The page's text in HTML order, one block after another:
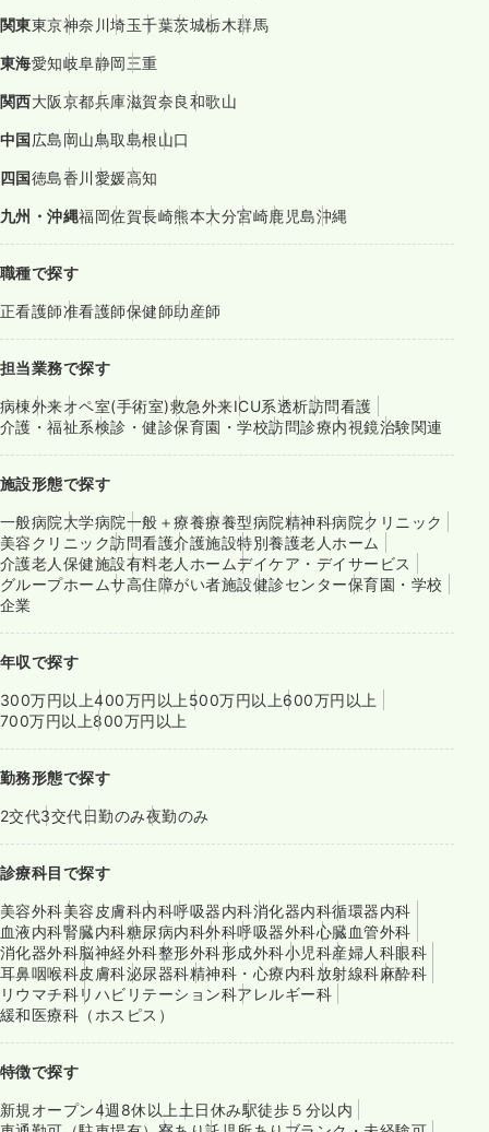
関東東京神奈川埼玉千葉茨城栃木群馬
東海愛知岐阜静岡三重
関西大阪京都兵庫滋賀奈良和歌山
中国広島岡山鳥取島根山口
四国徳島香川愛媛高知
九州・沖縄福岡佐賀長崎熊本大分宮崎鹿児島沖縄
職種で探す
正看護師准看護師保健師助産師
担当業務で探す
病棟外来オペ室(手術室)救急外来ICU系透析訪問看護
介護・福祉系検診・健診保育園・学校訪問診療内視鏡治験関連
施設形態で探す
一般病院大学病院一般＋療養療養型病院精神科病院クリニック
美容クリニック訪問看護介護施設特別養護老人ホーム
介護老人保健施設有料老人ホームデイケア・デイサービス
グループホームサ高住障がい者施設健診センター保育園・学校
企業
年収で探す
300万円以上400万円以上 500万円以上600万円以上
700万円以上800万円以上
勤務形態で探す
2交代3交代日勤のみ夜勤のみ
診療科目で探す
美容外科美容皮膚科内科呼吸器内科消化器内科循環器内科
血液内科腎臓内科糖尿病内科外科呼吸器外科心臓血管外科
消化器外科脳神経外科整形外科形成外科小児科産婦人科眼科
耳鼻咽喉科皮膚科泌尿器科精神科・心療内科放射線科麻酔科
リウマチ科リハビリテーション科アレルギー科
緩和医療科（ホスピス）
特徴で探す
新規オープン4週8休以上 土日休み駅徒歩５分以内